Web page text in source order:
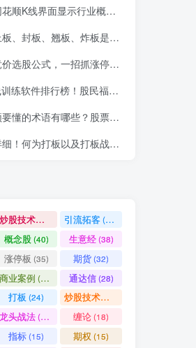
界面显示行业概念指标代码图解
板、炸板是什么意思？炒股你必须懂的暗语！
式，一招抓涨停让你秒变打板高手！
榜！股民福利，十款专业分析工具全揭秘！
有哪些？股票分时水上、水下是什么意思？
何为打板以及打板战法的精髓
炒股技术指标 (48)引流拓客(46)
概念股(40) 生意经(38)
涨停板 (35) 期货(32)
商业案例 (30) 通达信(28)
打板 (24) 炒股技术形态
龙头战法(20) 缠论(18)
指标(15) 期权 (15)
注册
七日阅读量排名
足你的好奇心
布 随机推荐